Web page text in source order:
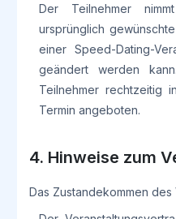
Der Teilnehmer
ursprünglich
einer Speed-Dating-
geändert werden
Teilnehmer rechtzeitig
Termin angeboten.
4. Hinweise zum
Das Zustandekommen